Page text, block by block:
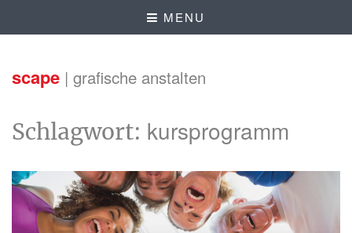
MENU
scape | grafische anstalten
Schlagwort: kursprogramm